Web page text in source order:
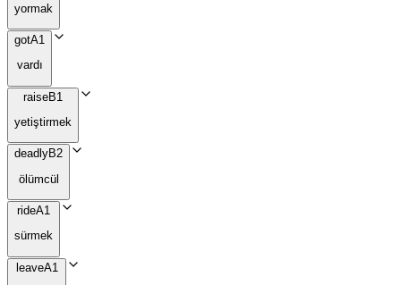
yormak
gotA1
vardı
raiseB1
yetiştirmek
deadlyB2
ölümcül
rideA1
sürmek
leaveA1